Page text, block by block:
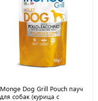
Monge Dog Grill Pouch пауч
для собак (курица с